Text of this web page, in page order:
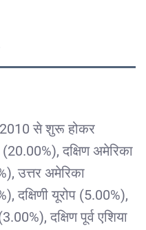
2010 से शुरू होकर
दक्षिण अमेरिका
उत्तर अमेरिका
दक्षिणी यूरोप (5.00%),
दक्षिण पूर्व एशिया